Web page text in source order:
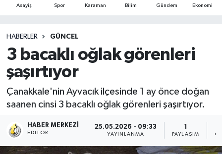
Asayiş Spor Karaman Bilim Gündem Ekonomi
HABERLER GÜNCEL
3 bacaklı oğlak görenleri
şaşırtıyor
Çanakkale'nin Ayvacık ilçesinde 1 ay önce doğan
saanen cinsi 3 bacaklı oğlak görenleri şaşırtıyor.
HABER MERKEZI
EDITÖR
25.05.2026 - 09:33
YAYINLANMA
1
PAYLAŞIM
Ulusal Haberler
Vefat Edenler